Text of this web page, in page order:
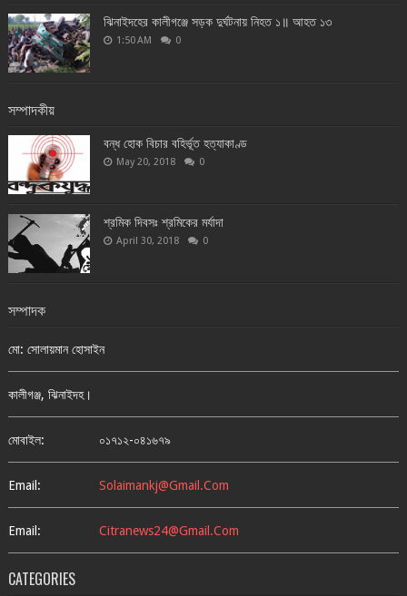
ঝিনাইদহের কালীগঞ্জে সড়ক দুর্ঘটনায় নিহত ১॥ আহত ১৩
1:50 AM 0
সম্পাদকীয়
বন্ধ হোক বিচার বহির্ভূত হত্যাকাণ্ড
May 20, 2018 0
শ্রমিক দিবসঃ শ্রমিকের মর্যাদা
April 30, 2018 0
সম্পাদক
মো: সোলায়মান হোসাইন
কালীগঞ্জ, ঝিনাইদহ।
মোবাইল: ০১৭১২-০৪১৬৭৯
Email: Solaimankj@gmail.com
Email: Citranews24@gmail.com
CATEGORIES